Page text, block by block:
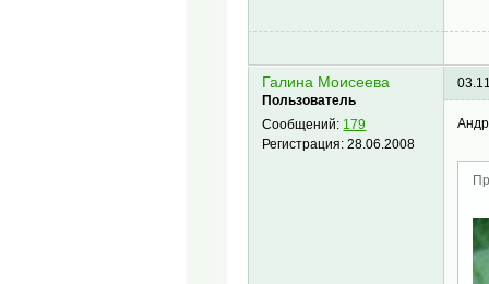
Галина Моисеева
Пользователь
Сообщений: 179
Регистрация:28.06.2008